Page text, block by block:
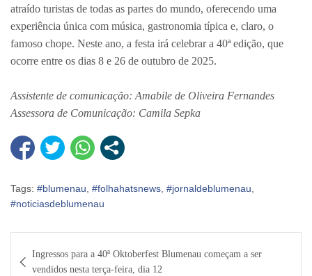
atraído turistas de todas as partes do mundo, oferecendo uma
experiência única com música, gastronomia típica e, claro, o
famoso chope. Neste ano, a festa irá celebrar a 40ª edição, que
ocorre entre os dias 8 e 26 de outubro de 2025.
Assistente de comunicação: Amabile de Oliveira Fernandes
Assessora de Comunicação: Camila Sepka
Tags: #blumenau, #folhahatsnews, #jornaldeblumenau,
#noticiasdeblumenau
de
Ingressos para a 40ª Oktoberfest Blumenau começam a ser
vendidos nesta terça-feira, dia 12